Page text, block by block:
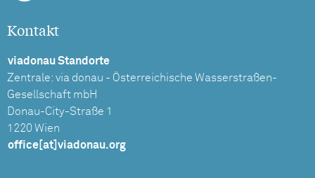
Kontakt
viadonau Standorte
Zentrale: via donau - Österreichische Wasserstraßen-
Gesellschaft mbH
Donau-City-Straße 1
1220 Wien
office[at]viadonau.org